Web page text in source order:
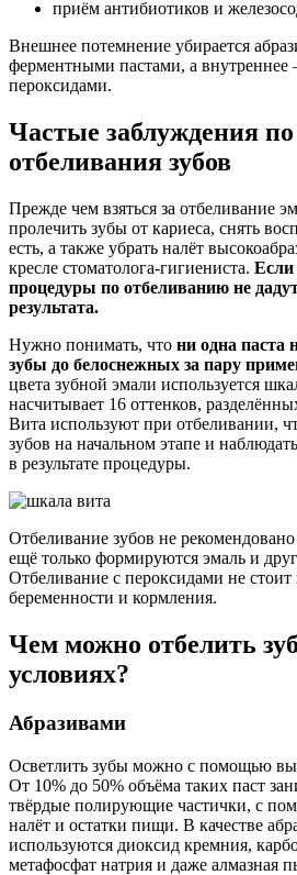
приём антибиотиков и
Внешнее потемнение убирается
ферментными пастами, а внутреннее
пероксидами.
Частые заблуждения по
отбеливания зубов
Прежде чем взяться за отбеливание
пролечить зубы от кариеса, снять
есть, а также убрать налёт
кресле стоматолога-гигиениста. Если
процедуры по отбеливанию не
результата.
Нужно понимать, что ни одна паста
зубы до белоснежных за пару
цвета зубной эмали используется
насчитывает 16 оттенков,
Вита используют при отбеливании,
зубов на начальном этапе и
в результате процедуры.
Отбеливание зубов не
ещё только формируются эмаль и
Отбеливание с пероксидами не
беременности и кормления.
Чем можно отбелить
условиях?
Абразивами
Осветлить зубы можно с помощью
От 10% до 50% объёма таких паст
твёрдые полирующие частички, с
налёт и остатки пищи. В качестве
используются диоксид кремния,
метафосфат натрия и даже алмазная